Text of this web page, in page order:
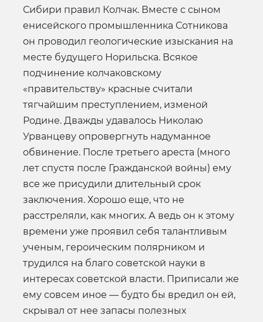
Сибири правил Колчак. Вместе с сыном
енисейского промышленника Сотникова
он проводил геологические изыскания на
месте будущего Норильска. Всякое
подчинение колчаковскому
«правительству» красные считали
тягчайшим преступлением, изменой
Родине. Дважды удавалось Николаю
Урванцеву опровергнуть надуманное
обвинение. После третьего ареста (много
лет спустя после Гражданской войны) ему
все же присудили длительный срок
заключения. Хорошо еще, что не
расстреляли, как многих. А ведь он к этому
времени уже проявил себя талантливым
ученым, героическим полярником и
трудился на благо советской науки в
интересах советской власти. Приписали же
ему совсем иное — будто бы вредил он ей,
скрывал от нее запасы полезных